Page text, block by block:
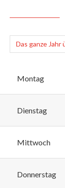
Montag
Dienstag
Mittwoch
Donnerstag